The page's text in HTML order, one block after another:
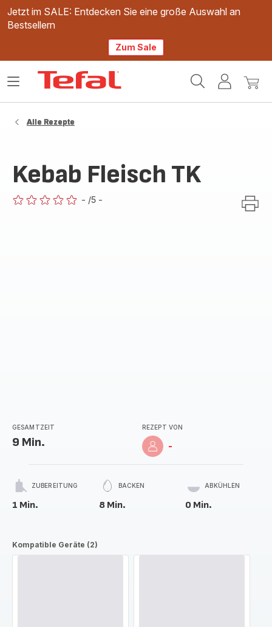
Jetzt im SALE: Entdecken Sie eine große Auswahl an
Bestsellern
Zum Sale
Mein
Mein
Das
Alle Rezepte
Kebab Fleisch TK
- /5 -
GESAMTZEIT
9 Min.
REZEPT VON
-
ZUBEREITUNG
1 Min.
BACKEN
8 Min.
ABKÜHLEN
0 Min.
Kompatible Geräte (2)